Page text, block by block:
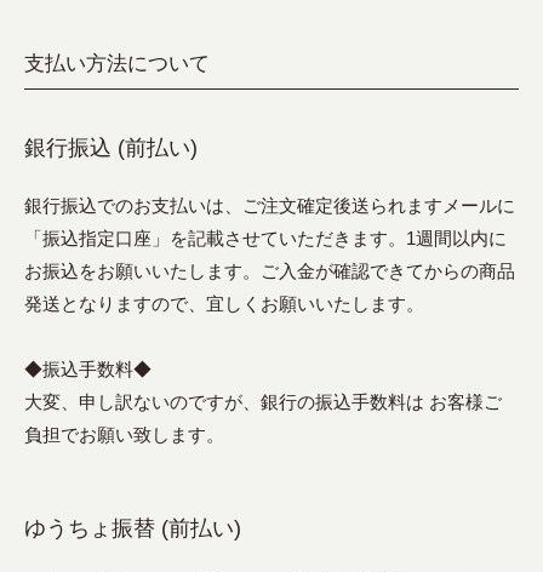
支払い方法について
銀行振込 (前払い)
銀行振込でのお支払いは、ご注文確定後送られますメールに
「振込指定口座」を記載させていただきます。1週間以内に
お振込をお願いいたします。ご入金が確認できてからの商品
発送となりますので、宜しくお願いいたします。
◆振込手数料◆
大変、申し訳ないのですが、銀行の振込手数料は お客様ご
負担でお願い致します。
ゆうちょ振替 (前払い)